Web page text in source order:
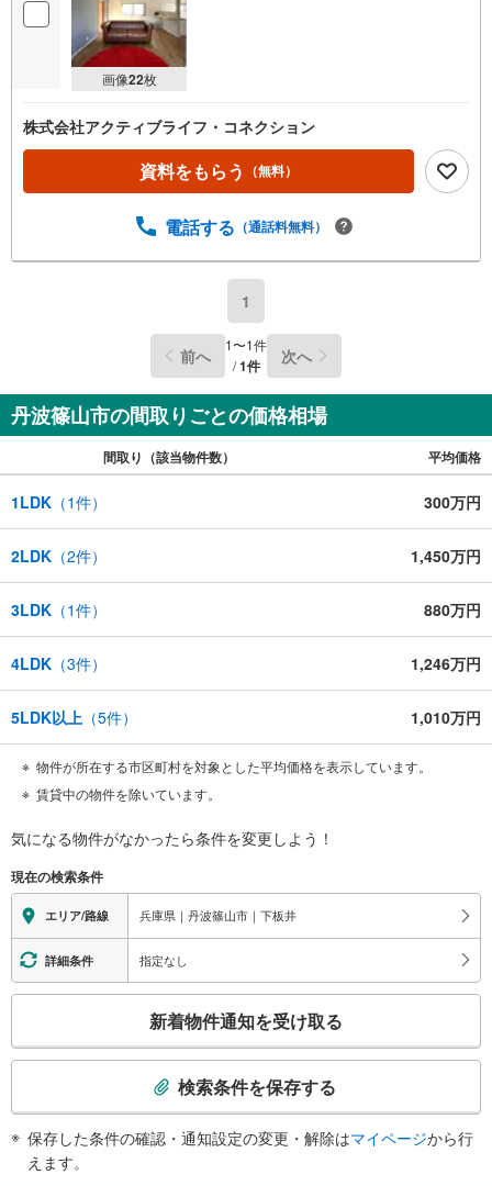
画像22枚
株式会社アクティブライフ・コネクション
資料をもらう （無料）
電話する （通話料無料）
1
前へ 1〜1件
/1件 次へ
丹波篠山市の間取りごとの価格相場
間取り（該当物件数） 平均価格
1LDK （1件） 300万円
2LDK （2件） 1,450万円
3LDK （1件） 880万円
4LDK （3件） 1,246万円
5LDK以上 （5件） 1,010万円
物件が所在する市区町村を対象とした平均価格を表示しています。
賃貸中の物件を除いています。
気になる物件がなかったら条件を変更しよう！
現在の検索条件
エリア/路線 兵庫県｜丹波篠山市｜下板井
詳細条件 指定なし
検
新着物件通知を受け取る
検索条件を保存する
保存した条件の確認・通知設定の変更・解除はマイページから行
えます。